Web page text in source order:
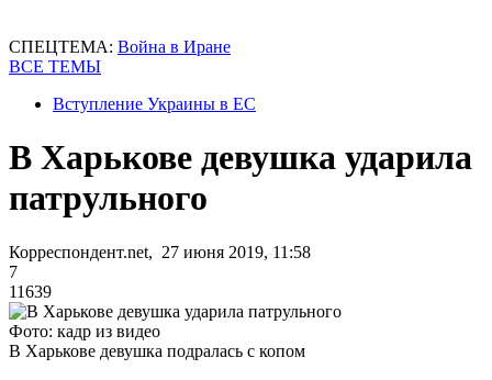
СПЕЦТЕМА: Война в Иране
ВСЕ ТЕМЫ
Вступление Украины в ЕС
В Харькове девушка ударила
патрульного
Корреспондент.net, 27 июня 2019, 11:58
7
11639
Фото: кадр из видео
В Харькове девушка подралась с копом